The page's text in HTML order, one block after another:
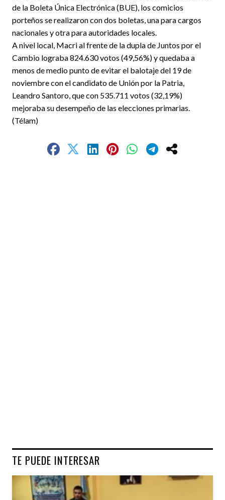
de la Boleta Única Electrónica (BUE), los comicios
porteños se realizaron con dos boletas, una para cargos
nacionales y otra para autoridades locales.
A nivel local, Macri al frente de la dupla de Juntos por el
Cambio lograba 824.630 votos (49,56%) y quedaba a
menos de medio punto de evitar el balotaje del 19 de
noviembre con el candidato de Unión por la Patria,
Leandro Santoro, que con 535.711 votos (32,19%)
mejoraba su desempeño de las elecciones primarias.
(Télam)
TE PUEDE INTERESAR